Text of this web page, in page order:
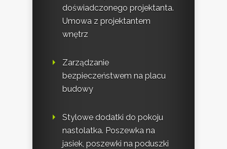
doświadczonego projektanta.
Umowa z projektantem
wnętrz
Zarządzanie
bezpieczeństwem na placu
budowy
Stylowe dodatki do pokoju
nastolatka. Poszewka na
jasiek, poszewki na poduszki